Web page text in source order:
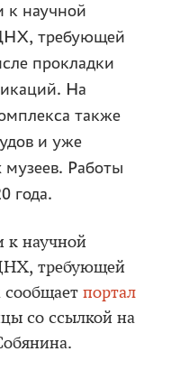
к научной
требующей
прокладки
На
также
и уже
музеев. Работы
года.
к научной
требующей
портал
со ссылкой на